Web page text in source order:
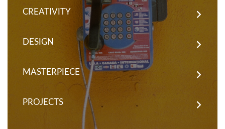
CREATIVITY
DESIGN
MASTERPIECE
PROJECTS